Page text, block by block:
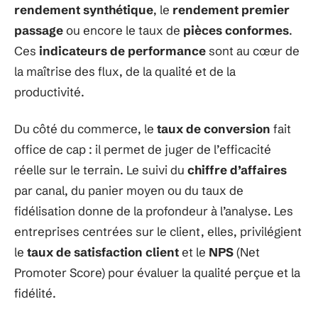
rendement synthétique, le rendement premier
passageou encore le taux de pièces conformes.
Ces indicateurs de performancesont au cœur de
la maîtrise des flux, de la qualité et de la
productivité.
Du côté du commerce, le taux de conversion fait
office de cap : il permet de juger de l’efficacité
réelle sur le terrain. Le suivi du chiffre d’affaires
par canal, du panier moyen ou du taux de
fidélisation donne de la profondeur à l’analyse. Les
entreprises centrées sur le client, elles, privilégient
le taux de satisfaction clientet le NPS(Net
Promoter Score) pour évaluer la qualité perçue et la
fidélité.